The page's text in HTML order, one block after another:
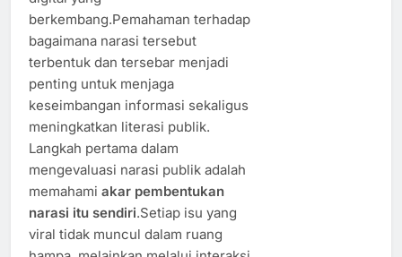
berkembang.Pemahaman terhadap
bagaimana narasi tersebut
terbentuk dan tersebar menjadi
penting untuk menjaga
keseimbangan informasi sekaligus
meningkatkan literasi publik.
Langkah pertama dalam
mengevaluasi narasi publik adalah
memahami akar pembentukan
narasi itu sendiri.Setiap isu yang
viral tidak muncul dalam ruang